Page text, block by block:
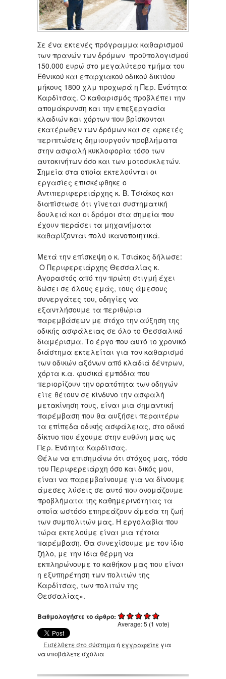
Σε ένα εκτενές πρόγραμμα καθαρισμού
των πρανών των δρόμων προϋπολογισμού
150.000 ευρώ στο μεγαλύτερο τμήμα του
Εθνικού και επαρχιακού οδικού δικτύου
μήκους 1800 χλμ προχωρά η Περ. Ενότητα
Καρδίτσας. Ο καθαρισμός προβλέπει την
απομάκρυνση και την επεξεργασία
κλαδιών και χόρτων που βρίσκονται
εκατέρωθεν των δρόμων και σε αρκετές
περιπτώσεις δημιουργούν προβλήματα
στην ασφαλή κυκλοφορία τόσο των
αυτοκινήτων όσο και των μοτοσυκλετών.
Σημεία στα οποία εκτελούνται οι
εργασίες επισκέφθηκε ο
Αντιπεριφερειάρχης κ. Β. Τσιάκος και
διαπίστωσε ότι γίνεται συστηματική
δουλειά και οι δρόμοι στα σημεία που
έχουν περάσει τα μηχανήματα
καθαρίζονται πολύ ικανοποιητικά.
Μετά την επίσκεψη ο κ. Τσιάκος δήλωσε:
Ο Περιφερειάρχης Θεσσαλίας κ.
Αγοραστός από την πρώτη στιγμή έχει
δώσει σε όλους εμάς, τους άμεσους
συνεργάτες του, οδηγίες να
εξαντλήσουμε τα περιθώρια
παρεμβάσεων με στόχο την αύξηση της
οδικής ασφάλειας σε όλο το Θεσσαλικό
διαμέρισμα. Το έργο που αυτό το χρονικό
διάστημα εκτελείται για τον καθαρισμό
των οδικών αξόνων από κλαδιά δέντρων,
χόρτα κ.α. φυσικά εμπόδια που
περιορίζουν την ορατότητα των οδηγών
είτε θέτουν σε κίνδυνο την ασφαλή
μετακίνηση τους, είναι μια σημαντική
παρέμβαση που θα αυξήσει περαιτέρω
τα επίπεδα οδικής ασφάλειας, στο οδικό
δίκτυο που έχουμε στην ευθύνη μας ως
Περ. Ενότητα Καρδίτσας.
Θέλω να επισημάνω ότι στόχος μας, τόσο
του Περιφερειάρχη όσο και δικός μου,
είναι να παρεμβαίνουμε για να δίνουμε
άμεσες λύσεις σε αυτό που ονομάζουμε
προβλήματα της καθημερινότητας τα
οποία ωστόσο επηρεάζουν άμεσα τη ζωή
των συμπολιτών μας. Η εργολαβία που
τώρα εκτελούμε είναι μια τέτοια
παρέμβαση. Θα συνεχίσουμε με τον ίδιο
ζήλο, με την ίδια θέρμη να
εκπληρώνουμε το καθήκον μας που είναι
η εξυπηρέτηση των πολιτών της
Καρδίτσας, των πολιτών της
Θεσσαλίας».
Βαθμολογήστε το άρθρο:
Average:5 (1 vote)
Εισέλθετε στο σύστημαή εγγραφείτε για
να υποβάλετε σχόλια